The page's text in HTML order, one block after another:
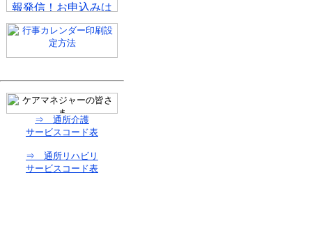
⇒ 通所介護
サービスコード表
⇒ 通所リハビリ
サービスコード表